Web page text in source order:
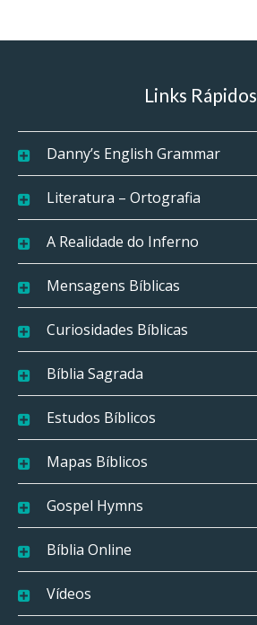
Links Rápidos
Danny’s English Grammar
Literatura – Ortografia
A Realidade do Inferno
Mensagens Bíblicas
Curiosidades Bíblicas
Bíblia Sagrada
Estudos Bíblicos
Mapas Bíblicos
Gospel Hymns
Bíblia Online
Vídeos